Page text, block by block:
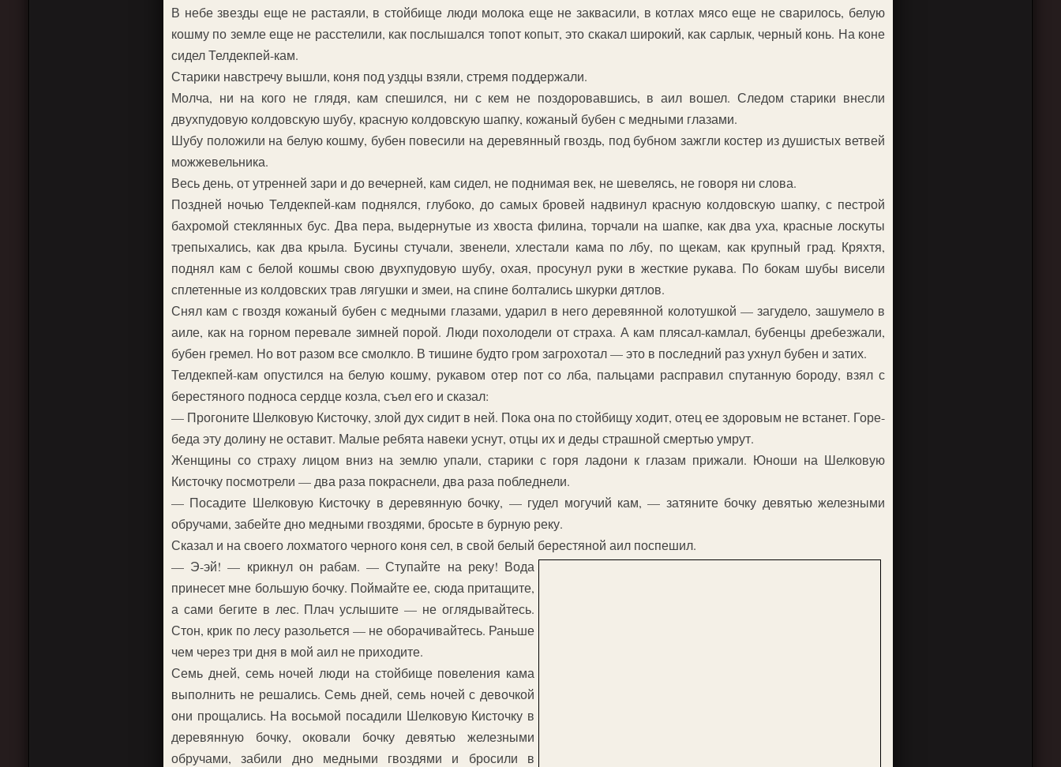
В небе звезды еще не растаяли, в стойбище люди молока еще не заквасили, в котлах мясо еще не сварилось, белую
кошму по земле еще не расстелили, как послышался топот копыт, это скакал широкий, как сарлык, черный конь. На коне
сидел Телдекпей-кам.
Старики навстречу вышли, коня под уздцы взяли, стремя поддержали.
Молча, ни на кого не глядя, кам спешился, ни с кем не поздоровавшись, в аил вошел. Следом старики внесли
двухпудовую колдовскую шубу, красную колдовскую шапку, кожаный бубен с медными глазами.
Шубу положили на белую кошму, бубен повесили на деревянный гвоздь, под бубном зажгли костер из душистых ветвей
можжевельника.
Весь день, от утренней зари и до вечерней, кам сидел, не поднимая век, не шевелясь, не говоря ни слова.
Поздней ночью Телдекпей-кам поднялся, глубоко, до самых бровей надвинул красную колдовскую шапку, с пестрой
бахромой стеклянных бус. Два пера, выдернутые из хвоста филина, торчали на шапке, как два уха, красные лоскуты
трепыхались, как два крыла. Бусины стучали, звенели, хлестали кама по лбу, по щекам, как крупный град. Кряхтя,
поднял кам с белой кошмы свою двухпудовую шубу, охая, просунул руки в жесткие рукава. По бокам шубы висели
сплетенные из колдовских трав лягушки и змеи, на спине болтались шкурки дятлов.
Снял кам с гвоздя кожаный бубен с медными глазами, ударил в него деревянной колотушкой — загудело, зашумело в
аиле, как на горном перевале зимней порой. Люди похолодели от страха. А кам плясал-камлал, бубенцы дребезжали,
бубен гремел. Но вот разом все смолкло. В тишине будто гром загрохотал — это в последний раз ухнул бубен и затих.
Телдекпей-кам опустился на белую кошму, рукавом отер пот со лба, пальцами расправил спутанную бороду, взял с
берестяного подноса сердце козла, съел его и сказал:
— Прогоните Шелковую Кисточку, злой дух сидит в ней. Пока она по стойбищу ходит, отец ее здоровым не встанет. Горе-
беда эту долину не оставит. Малые ребята навеки уснут, отцы их и деды страшной смертью умрут.
Женщины со страху лицом вниз на землю упали, старики с горя ладони к глазам прижали. Юноши на Шелковую
Кисточку посмотрели — два раза покраснели, два раза побледнели.
— Посадите Шелковую Кисточку в деревянную бочку, — гудел могучий кам, — затяните бочку девятью железными
обручами, забейте дно медными гвоздями, бросьте в бурную реку.
Сказал и на своего лохматого черного коня сел, в свой белый берестяной аил поспешил.
— Э-эй! — крикнул он рабам. — Ступайте на реку! Вода
принесет мне большую бочку. Поймайте ее, сюда притащите,
а сами бегите в лес. Плач услышите — не оглядывайтесь.
Стон, крик по лесу разольется — не оборачивайтесь. Раньше
чем через три дня в мой аил не приходите.
Семь дней, семь ночей люди на стойбище повеления кама
выполнить не решались. Семь дней, семь ночей с девочкой
они прощались. На восьмой посадили Шелковую Кисточку в
деревянную бочку, оковали бочку девятью железными
обручами, забили дно медными гвоздями и бросили в